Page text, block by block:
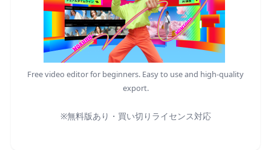
Free video editor for beginners. Easy to use and high-quality
export.
※無料版あり・買い切りライセンス対応